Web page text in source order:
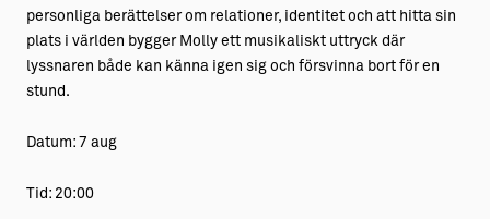
Barn & Familj
personliga berättelser om relationer, identitet och att hitta sin
plats i världen bygger Molly ett musikaliskt uttryck där
lyssnaren både kan känna igen sig och försvinna bort för en
stund.
Datum: 7 aug
Tid: 20:00